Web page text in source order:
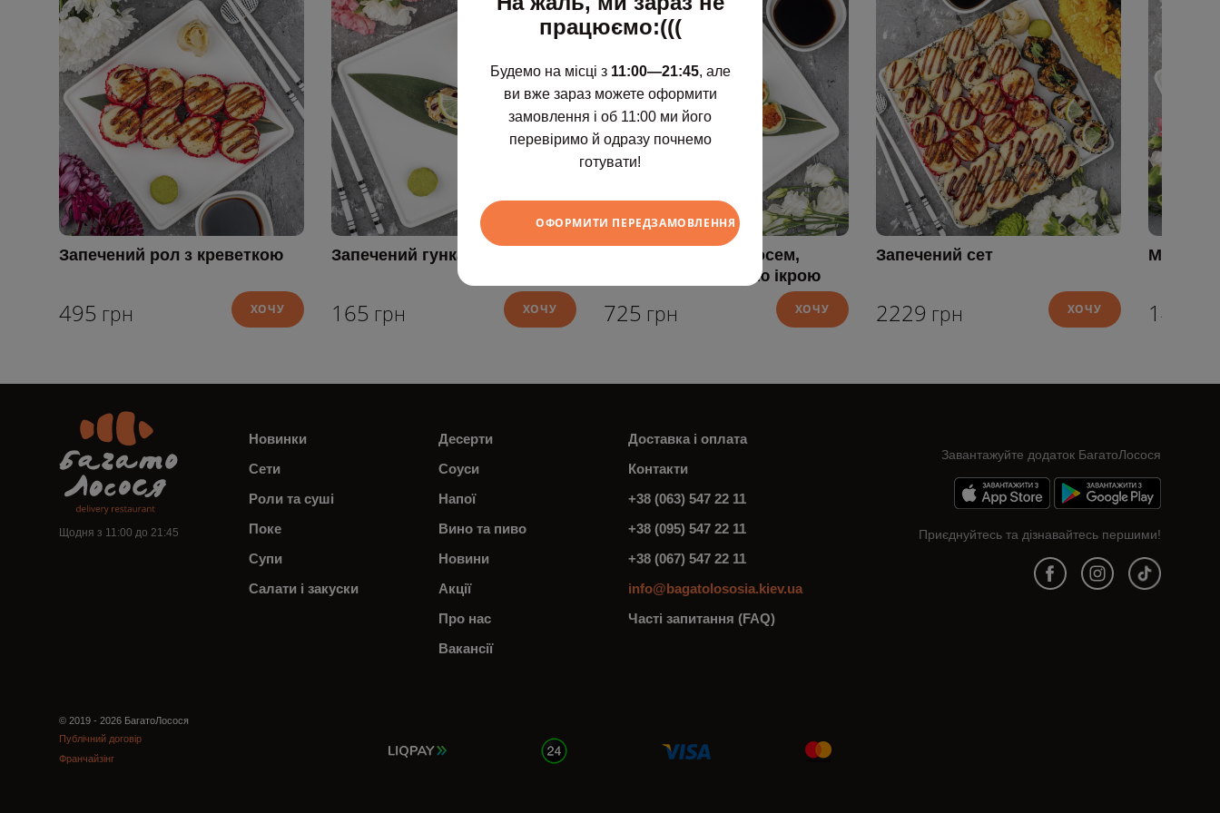
Запечений рол з креветкою
495 грн ХОЧУ
Запечений гункан з мідіями
165 грн ХОЧУ
Рол без рису з лососем,
тунцем та червоною ікрою
725 грн ХОЧУ
Запечений сет
2229 грн ХОЧУ
Міні-
1404
Щодня з 11:00 до 21:45
Новинки
Сети
Роли та суші
Поке
Супи
Салати і закуски
Десерти
Соуси
Напої
Вино та пиво
Новини
Акції
Про нас
Вакансії
Доставка і оплата
Контакти
+38 (063) 547 22 11
+38 (095) 547 22 11
+38 (067) 547 22 11
info@bagatolososia.kiev.ua
Часті запитання (FAQ)
Завантажуйте додаток БагатоЛосося
Приєднуйтесь та дізнавайтесь першими!
© 2019 - 2026 БагатоЛосося
Публічний договір
Франчайзінг
працюємо:(((
Будемо на місці з 11:00—21:45, але
ви вже зараз можете оформити
замовлення і об 11:00 ми його
перевіримо й одразу почнемо
готувати!
ОФОРМИТИ ПЕРЕДЗАМОВЛЕННЯ